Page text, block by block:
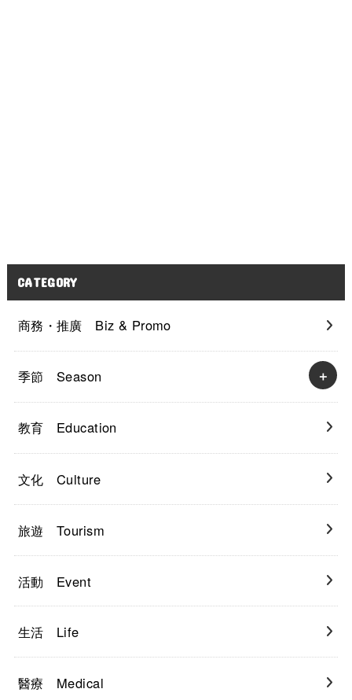
CATEGORY
商務・推廣 Biz & Promo
季節 Season
教育 Education
文化 Culture
旅遊 Tourism
活動 Event
生活 Life
醫療 Medical